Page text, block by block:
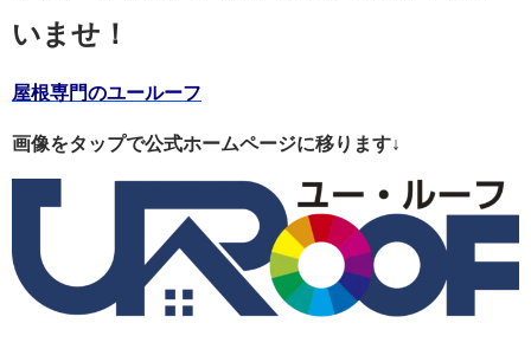
いませ！
屋根専門のユールーフ
画像をタップで公式ホームページに移ります↓